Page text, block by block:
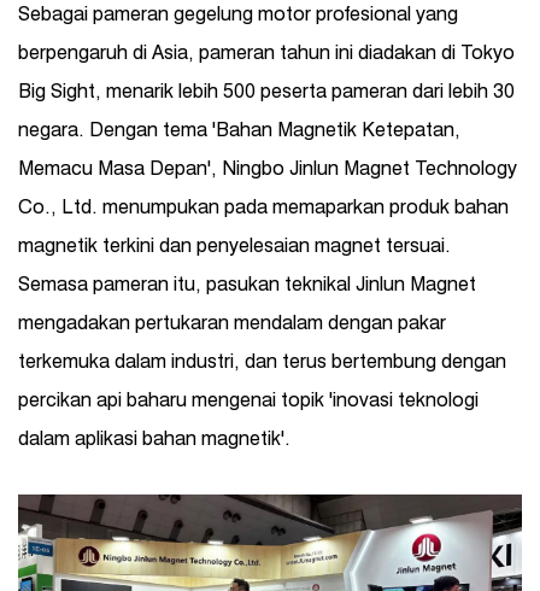
Sebagai pameran gegelung motor profesional yang
berpengaruh di Asia, pameran tahun ini diadakan di Tokyo
Big Sight, menarik lebih 500 peserta pameran dari lebih 30
negara. Dengan tema 'Bahan Magnetik Ketepatan,
Memacu Masa Depan', Ningbo Jinlun Magnet Technology
Co., Ltd. menumpukan pada memaparkan produk bahan
magnetik terkini dan penyelesaian magnet tersuai.
Semasa pameran itu, pasukan teknikal Jinlun Magnet
mengadakan pertukaran mendalam dengan pakar
terkemuka dalam industri, dan terus bertembung dengan
percikan api baharu mengenai topik 'inovasi teknologi
dalam aplikasi bahan magnetik'.